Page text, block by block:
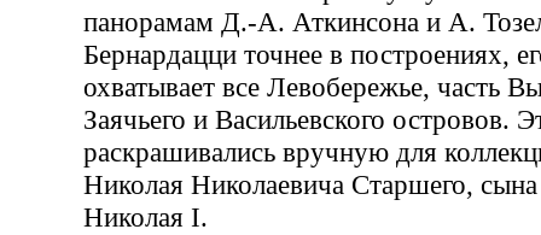
панорамам Д.-А. Аткинсона и А.
Бернардацци точнее в построениях,
охватывает все Левобережье, часть
Заячьего и Васильевского островов.
раскрашивались вручную для
Николая Николаевича Старшего,
Николая I.